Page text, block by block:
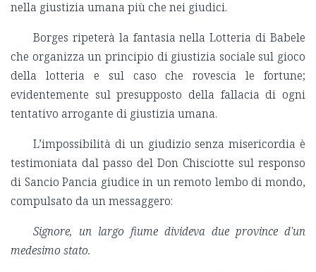
nella giustizia umana più che nei giudici.
Borges ripeterà la fantasia nella Lotteria di Babele
che organizza un principio di giustizia sociale sul gioco
della lotteria e sul caso che rovescia le fortune;
evidentemente sul presupposto della fallacia di ogni
tentativo arrogante di giustizia umana.
L’impossibilità di un giudizio senza misericordia è
testimoniata dal passo del Don Chisciotte sul responso
di Sancio Pancia giudice in un remoto lembo di mondo,
compulsato da un messaggero:
Signore, un largo fiume divideva due province d'un
medesimo stato.